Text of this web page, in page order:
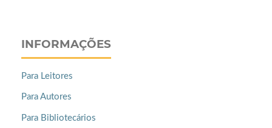
INFORMAÇÕES
Para Leitores
Para Autores
Para Bibliotecários